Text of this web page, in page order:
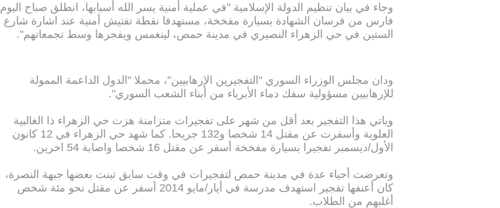
وجاء في بيان تنظيم الدولة الإسلامية "في عملية أمنية يسر الله أسبابها، انطلق صباح اليوم
فارس من فرسان الشهادة بسيارة مفخخة، مستهدفا نقطة تفتيش أمنية عند اشارة شارع
الستين في حي الزهراء النصيري في مدينة حمص، لينغمس ويفجرها وسط تجمعاتهم".
ودان مجلس الوزراء السوري "التفجيرين الإرهابيين"، محملا "الدول الداعمة الممولة
للإرهابيين مسؤولية سفك دماء الأبرياء من أبناء الشعب السوري".
وياتي هذا التفجير بعد أقل من شهر على تفجيرات متزامنة هزت حي الزهراء ذا الغالبية
العلوية وأسفرت عن مقتل 14 شخصا و132 جريحا. كما شهد حي الزهراء في 12 كانون
الأول/ديسمبر تفجيرا بسيارة مفخخة أسفر عن مقتل 16 شخصا واصابة 54 اخرين.
وتعرضت أحياء عدة في مدينة حمص لتفجيرات في وقت سابق تبنت بعضها جبهة النصرة،
كان أعنفها تفجير استهدف مدرسة في أيار/مايو 2014 أسفر عن مقتل نحو مئة شخص
أغلبهم من الطلاب.